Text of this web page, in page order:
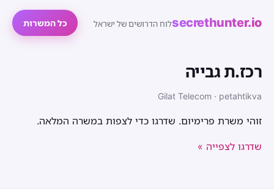
secrethunter.ioלוח הדרושים של ישראל כל המשרות
רכז.ת גבייה
Gilat Telecom · petahtikva
זוהי משרת פרימיום. שדרגו כדי לצפות במשרה המלאה.
שדרגו לצפייה »